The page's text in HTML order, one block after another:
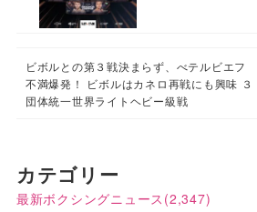
ビボルとの第３戦決まらず、べテルビエフ
不満爆発！ ビボルはカネロ再戦にも興味 ３
団体統一世界ライトヘビー級戦
カテゴリー
最新ボクシングニュース (2,347)